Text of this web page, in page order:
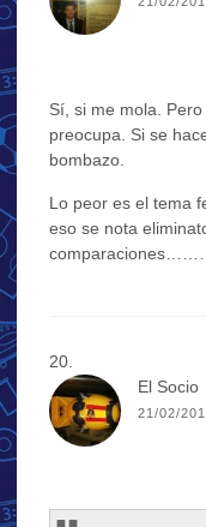
Sí, si me mola.
preocupa. Si se
bombazo.
Lo peor es el tema
eso se nota
El Socio
21/02/